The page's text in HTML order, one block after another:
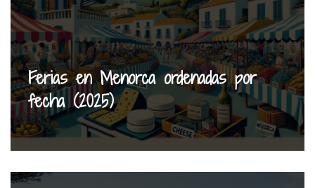
Ferias en Menorca ordenadas por
fecha (2025)